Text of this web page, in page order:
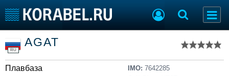
Тип судна
Добавить судно
Добавить проект
Последние 100
RU
AGAT
Плавбаза IMO: 7642285